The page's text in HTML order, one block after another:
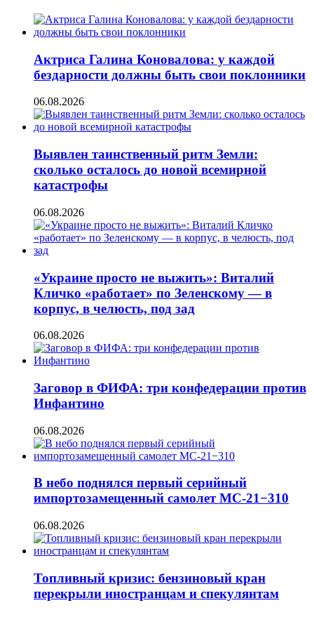
Актриса Галина Коновалова: у каждой
бездарности должны быть свои поклонники
06.08.2026
Выявлен таинственный ритм Земли:
сколько осталось до новой всемирной
катастрофы
06.08.2026
«Украине просто не выжить»: Виталий
Кличко «работает» по Зеленскому — в
корпус, в челюсть, под зад
06.08.2026
Заговор в ФИФА: три конфедерации против
Инфантино
06.08.2026
В небо поднялся первый серийный
импортозамещенный самолет МС-21−310
06.08.2026
Топливный кризис: бензиновый кран
перекрыли иностранцам и спекулянтам